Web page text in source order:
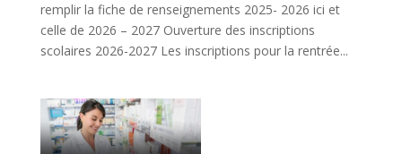
remplir la fiche de renseignements 2025- 2026 ici et
celle de 2026 – 2027 Ouverture des inscriptions
scolaires 2026-2027 Les inscriptions pour la rentrée...